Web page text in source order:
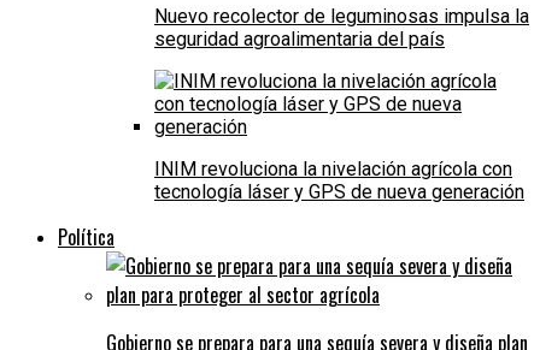
Nuevo recolector de leguminosas impulsa la
seguridad agroalimentaria del país
INIM revoluciona la nivelación agrícola con
tecnología láser y GPS de nueva generación
Política
Gobierno se prepara para una sequía severa y diseña plan